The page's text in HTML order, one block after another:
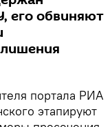
его обвиняют
портала РИА
этапируют